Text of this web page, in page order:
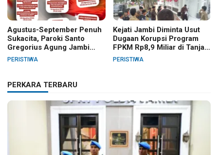
Agustus-September Penuh
Sukacita, Paroki Santo
Gregorius Agung Jambi
Gelar Berbagai Kegiatan
PERISTIWA
Kejati Jambi Diminta Usut
Dugaan Korupsi Program
FPKM Rp8,9 Miliar di Tanjab
Barat
PERISTIWA
PERKARA TERBARU